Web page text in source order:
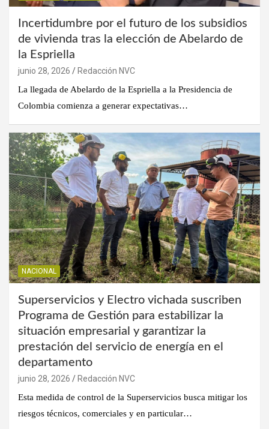
Incertidumbre por el futuro de los subsidios
de vivienda tras la elección de Abelardo de
la Espriella
junio 28, 2026
Redacción NVC
La llegada de Abelardo de la Espriella a la Presidencia de
Colombia comienza a generar expectativas…
NACIONAL
Superservicios y Electro vichada suscriben
Programa de Gestión para estabilizar la
situación empresarial y garantizar la
prestación del servicio de energía en el
departamento
junio 28, 2026
Redacción NVC
Esta medida de control de la Superservicios busca mitigar los
riesgos técnicos, comerciales y en particular…